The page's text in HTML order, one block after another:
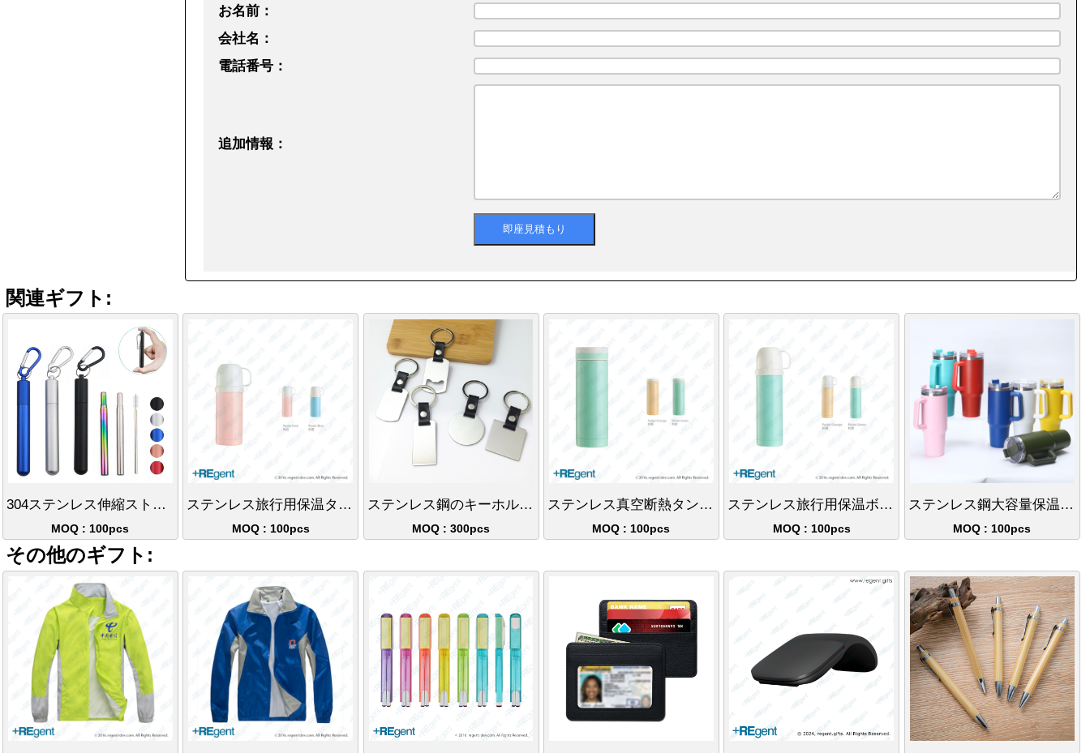
お名前：
会社名：
電話番号：
追加情報：
関連ギフト:
304ステンレス伸縮ストローストレート
MOQ : 100pcs
ステンレス旅行用保温タンブラー（カップ付き）-350ml
MOQ : 100pcs
ステンレス鋼のキーホルダー
MOQ : 300pcs
ステンレス真空断熱タンブラー-300ml
MOQ : 100pcs
ステンレス旅行用保温ボトル(カップ付き)-480ml
MOQ : 100pcs
ステンレス鋼大容量保温カップ、二重真空設計、ストロー付きハンドル、アイスバッグカップ、持ち運びカップ40oz
MOQ : 100pcs
その他のギフト: